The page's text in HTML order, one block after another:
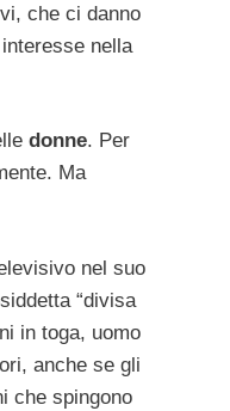
che ci danno
nella
donne. Per
Ma
nel suo
“divisa
in toga, uomo
anche se gli
che spingono